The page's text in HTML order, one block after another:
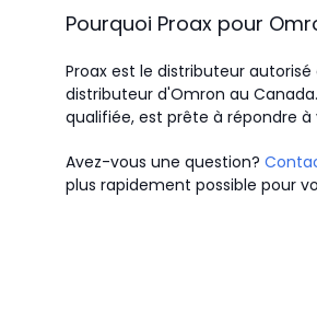
Pourquoi Proax pour
Proax est le distributeur autorisé
distributeur d'Omron au Canada.
qualifiée, est prête à répondre
Avez-vous une question?
plus rapidement possible pour